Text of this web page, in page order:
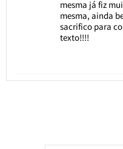
mesma já fiz
mesma, ainda
sacrifico para
texto!!!!